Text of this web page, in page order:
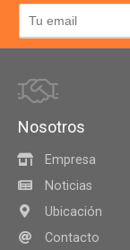
Nosotros
Empresa
Noticias
Ubicación
Contacto